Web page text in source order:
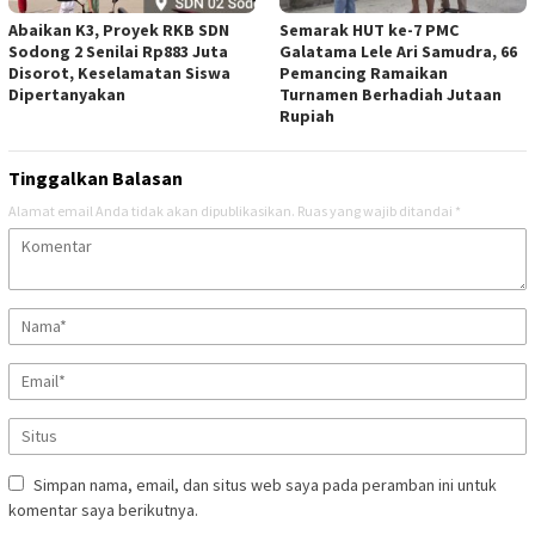
Abaikan K3, Proyek RKB SDN
Sodong 2 Senilai Rp883 Juta
Disorot, Keselamatan Siswa
Dipertanyakan
Semarak HUT ke-7 PMC
Galatama Lele Ari Samudra, 66
Pemancing Ramaikan
Turnamen Berhadiah Jutaan
Rupiah
Tinggalkan Balasan
Alamat email Anda tidak akan dipublikasikan. Ruas yang wajib ditandai *
Simpan nama, email, dan situs web saya pada peramban ini untuk
komentar saya berikutnya.